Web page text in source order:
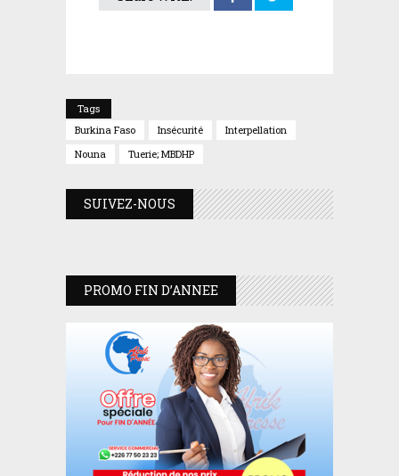
Tags
Burkina Faso
Insécurité
Interpellation
Nouna
Tuerie; MBDHP
SUIVEZ-NOUS
PROMO FIN D’ANNEE